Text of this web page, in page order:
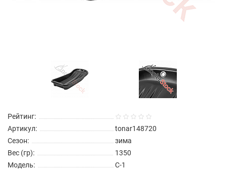
Рейтинг:
Артикул:
tonar148720
Сезон:
зима
Вес (гр):
1350
Модель:
C-1